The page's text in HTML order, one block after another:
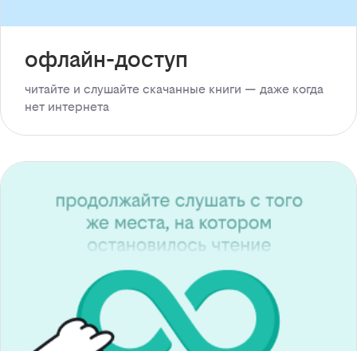
офлайн-доступ
читайте и слушайте скачанные книги — даже когда
нет интернета